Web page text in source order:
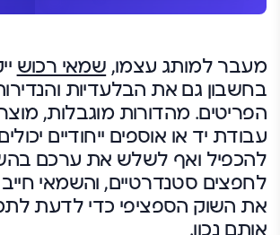
מעבר למותג עצמו, שמאי רכוש
בחשבון גם את הבלעדיות
הפריטים. מהדורות מוגבלות,
עבודת יד או אוספים ייחודיים
להכפיל ואף לשלש את ערכם
לחפצים סטנדרטיים, והשמאי
את השוק הספציפי כדי לדעת
אותם נכון.